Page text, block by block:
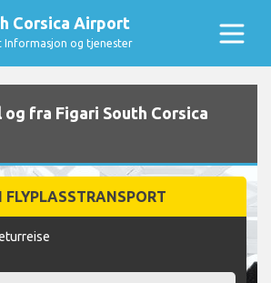
Corsica Airport
Informasjon og tjenester
fra Figari South Corsica
FLYPLASSTRANSPORT